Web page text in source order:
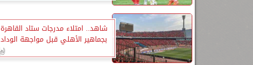
شاهد.. امتلاء مدرجات ستاد القاهرة
بجماهير الأهلي قبل مواجهة الوداد